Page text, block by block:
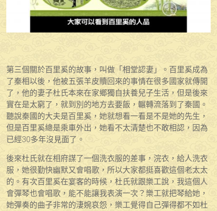
第三個關於百里奚的故事，叫做「相堂認妻」。百里奚成為
了秦相以後，他被五張羊皮贖回來的事情在很多國家就傳開
了，他的妻子杜氏本來在家鄉獨自扶養兒子生活，但是後來
實在是太窮了，就到別的地方去要飯，輾轉流落到了秦國。
聽說秦國的大夫是百里奚，她就想看一看是不是她的先生，
但是百里奚總是乘車外出，她看不太清楚也不敢相認，因為
已經30多年沒見面了。
後來杜氏就在相府謀了一個洗衣服的差事，浣衣，給人洗衣
服，她很勤快幽默又會唱歌，所以大家都挺喜歡這個老太太
的。有次百里奚在宴客的時候，杜氏就跟樂工說，我這個人
會彈琴也會唱歌，能不能讓我表演一次？樂工就把琴給她，
她彈奏的曲子非常的淒婉哀怨，樂工覺得自己彈得都不如杜